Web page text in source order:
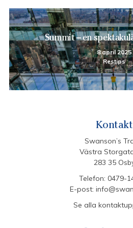
Summit – en
8 april 2025
Restips
Kontakt
Swanson’s
Västra
283 35
Telefon: 0479-
E-post:
Se alla